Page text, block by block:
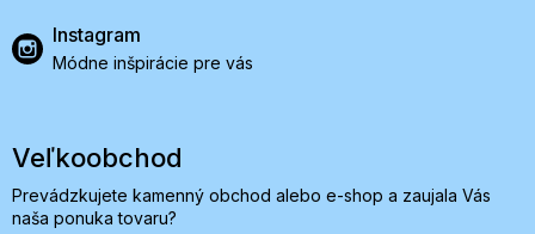
Instagram
Módne inšpirácie pre vás
Veľkoobchod
Prevádzkujete kamenný obchod alebo e-shop a zaujala Vás
naša ponuka tovaru?